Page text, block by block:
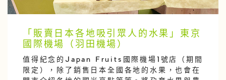
「販賣日本各地吸引眾人的水果」東京
國際機場（羽田機場）
值得紀念的Japan Fruits國際機場1號店（期間
限定），除了銷售日本全國各地的水果，也會在